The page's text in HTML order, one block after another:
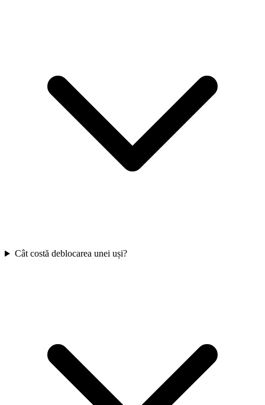
Cât costă deblocarea unei uși?